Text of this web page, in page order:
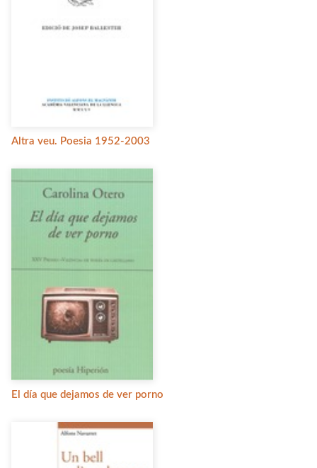
Altra veu. Poesia 1952-2003
El día que dejamos de ver porno